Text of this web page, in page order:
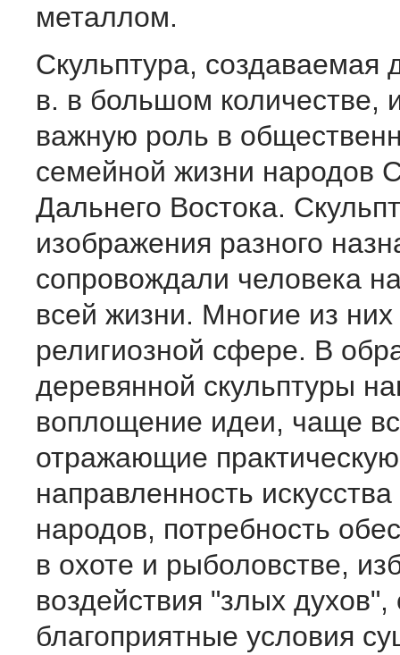
металлом.
Скульптура, создаваемая
в. в большом количестве,
важную роль в
семейной жизни народов
Дальнего Востока.
изображения разного
сопровождали человека
всей жизни. Многие из них
религиозной сфере. В
деревянной скульптуры
воплощение идеи, чаще
отражающие практическую
направленность искусства
народов, потребность
в охоте и рыболовстве,
воздействия "злых духов",
благоприятные условия